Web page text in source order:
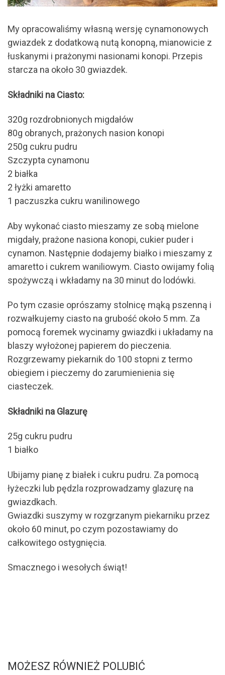
My opracowaliśmy własną wersję cynamonowych
gwiazdek z dodatkową nutą konopną, mianowicie z
łuskanymi i prażonymi nasionami konopi. Przepis
starcza na około 30 gwiazdek.
Składniki na Ciasto:
320g rozdrobnionych migdałów
80g obranych, prażonych nasion konopi
250g cukru pudru
Szczypta cynamonu
2 białka
2 łyżki amaretto
1 paczuszka cukru wanilinowego
Aby wykonać ciasto mieszamy ze sobą mielone
migdały, prażone nasiona konopi, cukier puder i
cynamon. Następnie dodajemy białko i mieszamy z
amaretto i cukrem waniliowym. Ciasto owijamy folią
spożywczą i wkładamy na 30 minut do lodówki.
Po tym czasie oprószamy stolnicę mąką pszenną i
rozwałkujemy ciasto na grubość około 5 mm. Za
pomocą foremek wycinamy gwiazdki i układamy na
blaszy wyłożonej papierem do pieczenia.
Rozgrzewamy piekarnik do 100 stopni z termo
obiegiem i pieczemy do zarumienienia się
ciasteczek.
Składniki na Glazurę
25g cukru pudru
1 białko
Ubijamy pianę z białek i cukru pudru. Za pomocą
łyżeczki lub pędzla rozprowadzamy glazurę na
gwiazdkach.
Gwiazdki suszymy w rozgrzanym piekarniku przez
około 60 minut, po czym pozostawiamy do
całkowitego ostygnięcia.
Smacznego i wesołych świąt!
MOŻESZ RÓWNIEŻ POLUBIĆ